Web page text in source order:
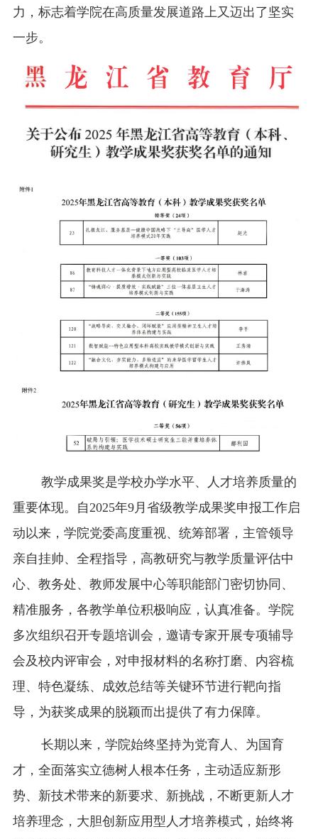
力，标志着学院在高质量发展道路上又迈出了坚实
一步。
教学成果奖是学校办学水平、人才培养质量的
重要体现。自2025年9月省级教学成果奖申报工作启
动以来，学院党委高度重视、统筹部署，主管领导
亲自挂帅、全程指导，高教研究与教学质量评估中
心、教务处、教师发展中心等职能部门密切协同、
精准服务，各教学单位积极响应，认真准备。学院
多次组织召开专题培训会，邀请专家开展专项辅导
会及校内评审会，对申报材料的名称打磨、内容梳
理、特色凝练、成效总结等关键环节进行靶向指
导，为获奖成果的脱颖而出提供了有力保障。
长期以来，学院始终坚持为党育人、为国育
才，全面落实立德树人根本任务，主动适应新形
势、新技术带来的新要求、新挑战，不断更新人才
培养理念，大胆创新应用型人才培养模式，始终将